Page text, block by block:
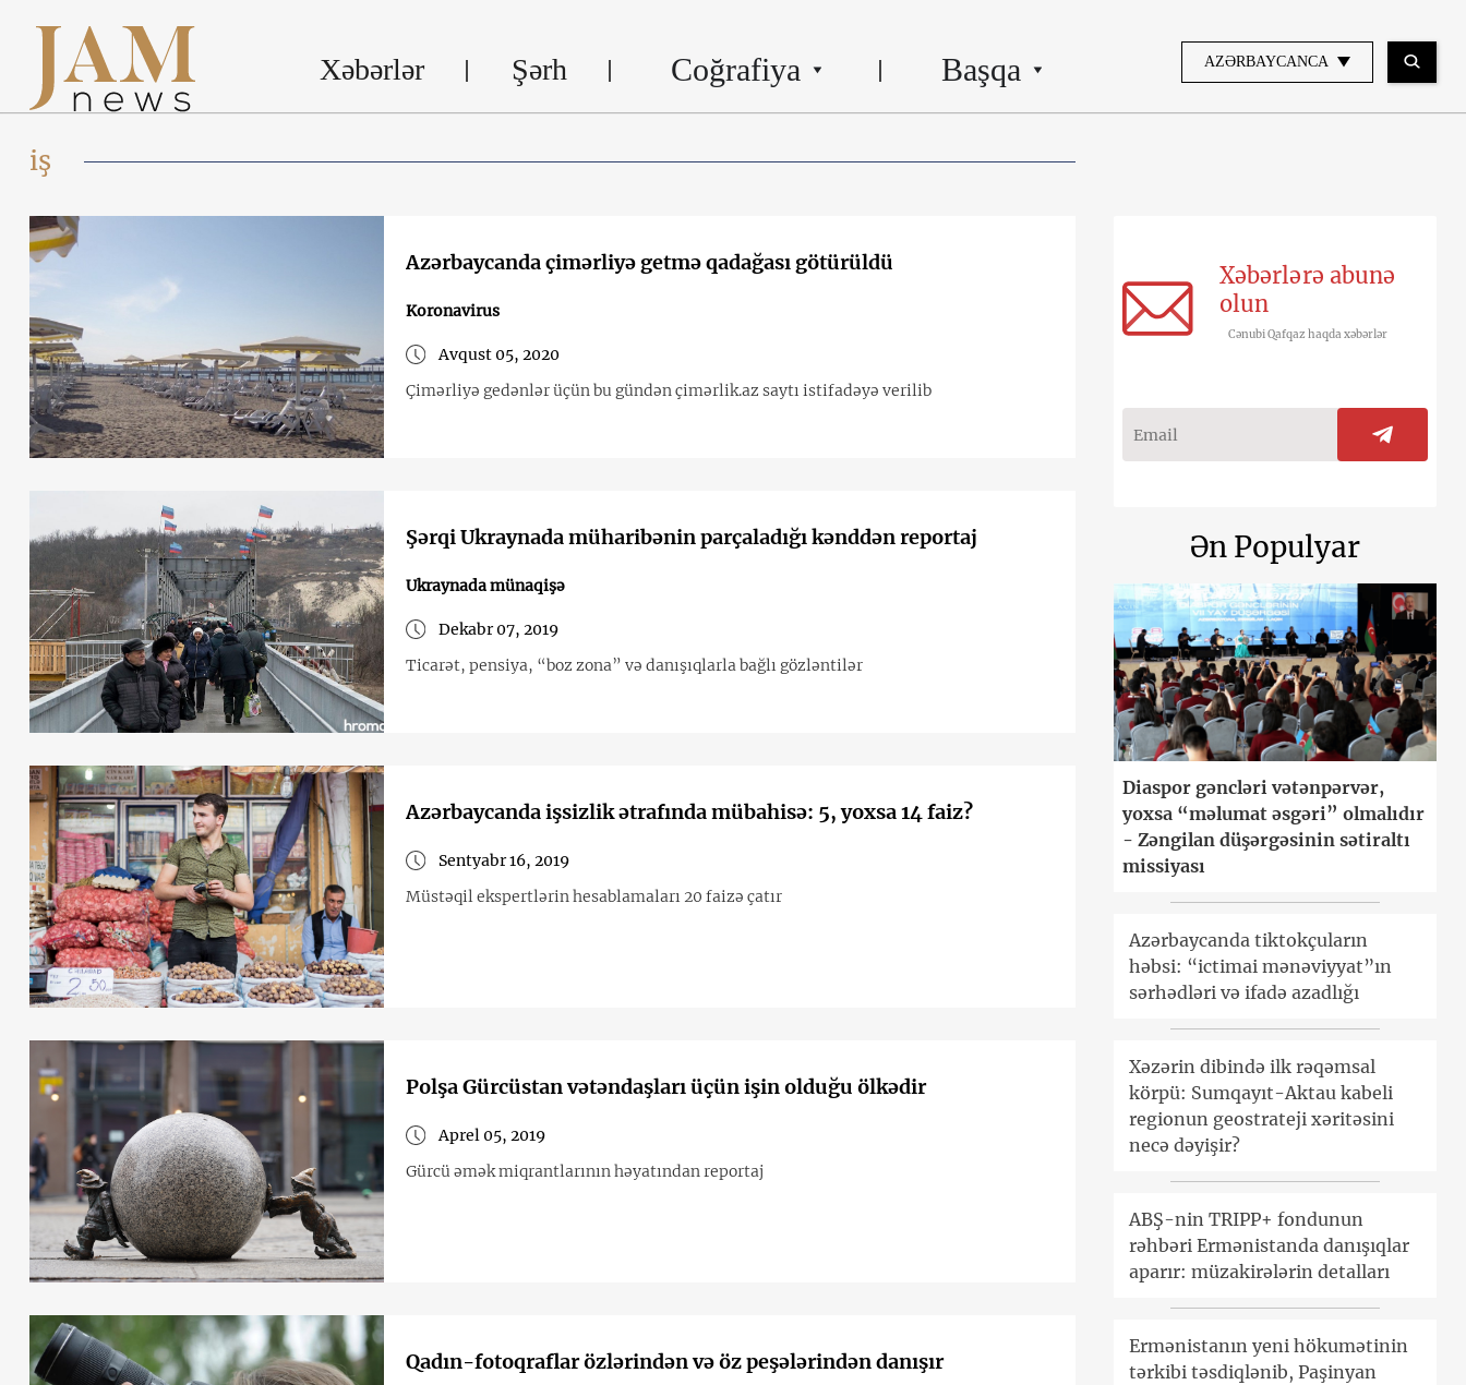
Xəbərlər Şərh Coğrafiya Başqa AZƏRBAYCANCA
iş
Azərbaycanda çimərliyə getmə qadağası götürüldü
Koronavirus
Avqust 05, 2020
Çimərliyə gedənlər üçün bu gündən çimərlik.az saytı istifadəyə verilib
Şərqi Ukraynada müharibənin parçaladığı kənddən reportaj
Ukraynada münaqişə
Dekabr 07, 2019
Ticarət, pensiya, “boz zona” və danışıqlarla bağlı gözləntilər
Azərbaycanda işsizlik ətrafında mübahisə: 5, yoxsa 14 faiz?
Sentyabr 16, 2019
Müstəqil ekspertlərin hesablamaları 20 faizə çatır
Polşa Gürcüstan vətəndaşları üçün işin olduğu ölkədir
Aprel 05, 2019
Gürcü əmək miqrantlarının həyatından reportaj
Qadın-fotoqraflar özlərindən və öz peşələrindən danışır
Xəbərlərə abunə
olun
Cənubi Qafqaz haqda xəbərlər
Ən Populyar
Diaspor gəncləri vətənpərvər,
yoxsa “məlumat əsgəri” olmalıdır
- Zəngilan düşərgəsinin sətiraltı
missiyası
Azərbaycanda tiktokçuların
həbsi: “ictimai mənəviyyat”ın
sərhədləri və ifadə azadlığı
Xəzərin dibində ilk rəqəmsal
körpü: Sumqayıt-Aktau kabeli
regionun geostrateji xəritəsini
necə dəyişir?
ABŞ-nin TRIPP+ fondunun
rəhbəri Ermənistanda danışıqlar
aparır: müzakirələrin detalları
Ermənistanın yeni hökumətinin
tərkibi təsdiqlənib, Paşinyan